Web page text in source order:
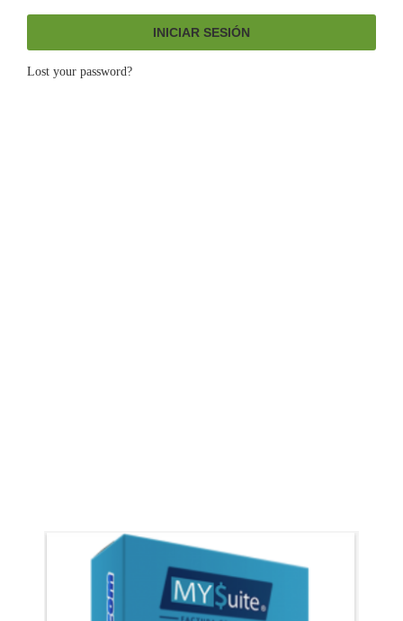
INICIAR SESIÓN
Lost your password?